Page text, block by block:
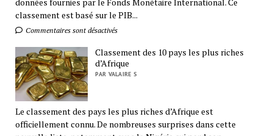
classement est basé sur le PIB...
Commentaires sont désactivés
Classement des 10 pays les plus riches
d’Afrique
PAR VALAIRE S
Le classement des pays les plus riches d’Afrique est
officiellement connu. De nombreuses surprises dans cette